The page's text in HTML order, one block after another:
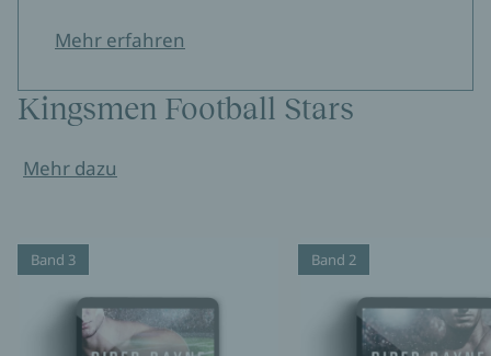
Mehr erfahren
Kingsmen Football Stars
Mehr dazu
Band 3 Band 2